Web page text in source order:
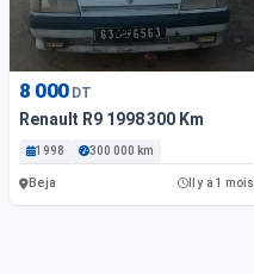
8 000 DT
Renault R9 1998 300 Km
1998 300 000 km
Beja Il y a 1 mois